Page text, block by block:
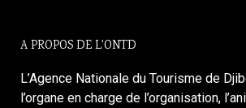
A PROPOS DE L'ONTD
L’Agence Nationale du Tourisme de
l’organe en charge de l’organisation,